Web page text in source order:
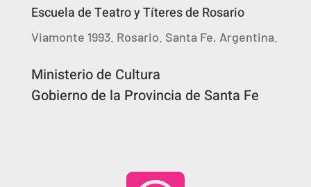
Escuela de Teatro y Títeres de Rosario
Viamonte 1993. Rosario. Santa Fe, Argentina.
Ministerio de Cultura
Gobierno de la Provincia de Santa Fe